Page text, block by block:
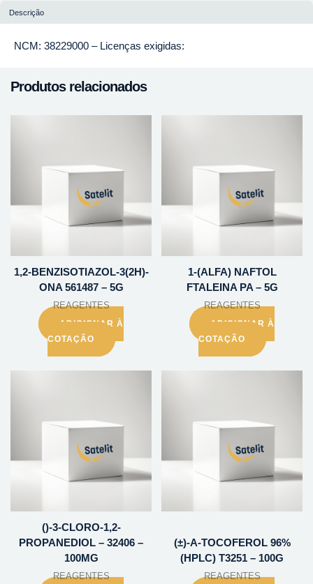
Descrição
NCM: 38229000 – Licenças exigidas:
Produtos relacionados
1,2-BENZISOTIAZOL-3(2H)-
ONA 561487 – 5G
REAGENTES
ADICIONAR À
COTAÇÃO
1-(ALFA) NAFTOL
FTALEINA PA – 5G
REAGENTES
ADICIONAR À
COTAÇÃO
()-3-CLORO-1,2-
PROPANEDIOL – 32406 –
100MG
REAGENTES
(±)-A-TOCOFEROL 96%
(HPLC) T3251 – 100G
REAGENTES